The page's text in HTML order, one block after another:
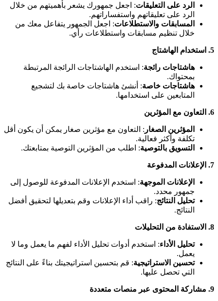
الرد على التعليقات: اجعل جمهورك يشعر بأهميتهم من خلال
الرد على تعليقاتهم واستفساراتهم.
المسابقات والاستطلاعات: اجعل الجمهور يتفاعل معك من
خلال تنظيم مسابقات واستطلاعات رأي.
5. استخدام الهاشتاج
هاشتاجات رائجة: استخدم الهاشتاجات الرائجة المرتبطة
بمحتواك.
هاشتاجات خاصة: أنشئ هاشتاجات خاصة بك لتشجيع
المتابعين على استخدامها.
6. التعاون مع المؤثرين
المؤثرين الصغار : التعاون مع مؤثرين صغار يمكن أن يكون أقل
تكلفة وأكثر فعالية.
التسويق بالتوصية: اطلب من المؤثرين التوصية بمتابعتك.
7. الإعلانات المدفوعة
الإعلانات الموجهة: استخدم الإعلانات المدفوعة للوصول إلى
جمهور محدد.
تحليل النتائج: راقب أداء الإعلانات وقم بتعديلها لتحقيق أفضل
النتائج.
8. الاستفادة من التحليلات
تحليل الأداء: استخدم أدوات تحليل الأداء لفهم ما يعمل وما لا
يعمل.
تحسين الاستراتيجية: قم بتحسين استراتيجيتك بناءً على النتائج
التي تحصل عليها.
9. مشاركة المحتوى عبر منصات متعددة